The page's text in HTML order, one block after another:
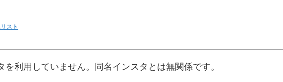
スト
を利用していません。同名インスタとは無関係です。